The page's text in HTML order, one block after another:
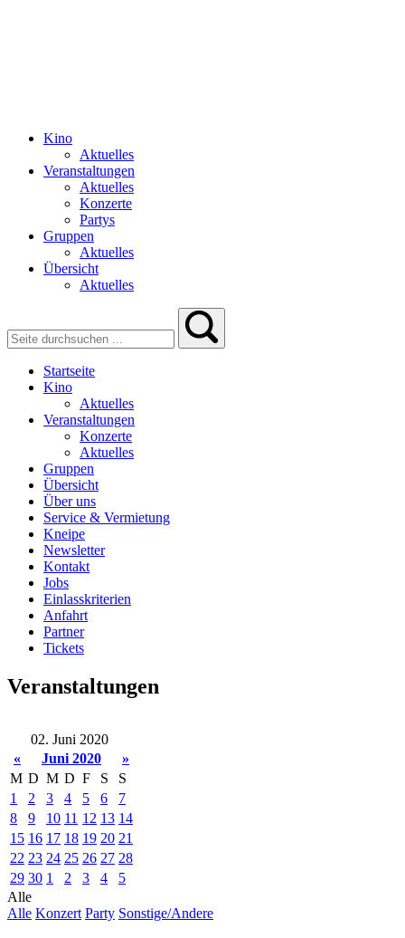
Kino
Aktuelles
Veranstaltungen
Aktuelles
Konzerte
Partys
Gruppen
Aktuelles
Übersicht
Aktuelles
Startseite
Kino
Aktuelles
Veranstaltungen
Konzerte
Aktuelles
Gruppen
Übersicht
Über uns
Service & Vermietung
Kneipe
Newsletter
Kontakt
Jobs
Einlasskriterien
Anfahrt
Partner
Tickets
Veranstaltungen
02. Juni 2020
«
Juni 2020
»
M D M D F S
S
1
2 3 4 5 6
7
8
9 10 11 12 13 14
15 16 17 18 19 20 21
22 23 24 25 26 27 28
29 30 1 2 3 4
5
Alle
Alle Konzert Party Sonstige/Andere